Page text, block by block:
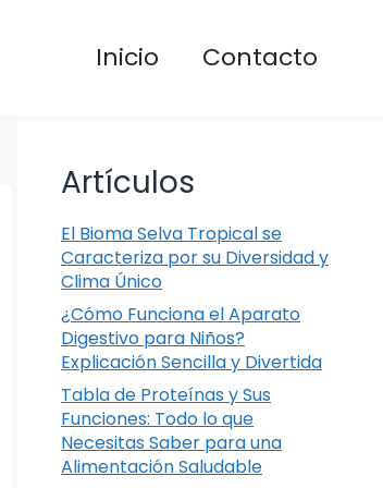
Inicio Contacto
Artículos
El Bioma Selva Tropical se
Caracteriza por su Diversidad y
Clima Único
¿Cómo Funciona el Aparato
Digestivo para Niños?
Explicación Sencilla y Divertida
Tabla de Proteínas y Sus
Funciones: Todo lo que
Necesitas Saber para una
Alimentación Saludable